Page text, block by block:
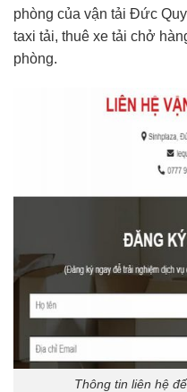
phòng của vận tải Đức
taxi tải, thuê xe tải chở
phòng.
Thông tin liên hệ